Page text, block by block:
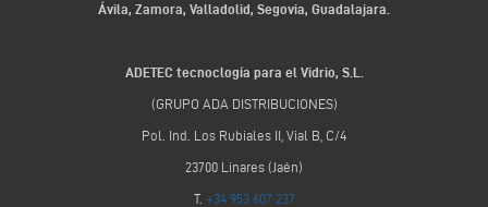
Ávila, Zamora, Valladolid, Segovia, Guadalajara.
ADETEC tecnoclogía para el Vidrio, S.L.
(GRUPO ADA DISTRIBUCIONES)
Pol. Ind. Los Rubiales II, Vial B, C/4
23700 Linares (Jaén)
T. +34 953 607 237